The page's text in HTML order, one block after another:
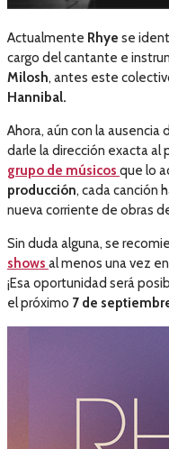
Actualmente Rhye se
cargo del cantante e
Milosh, antes este
Hannibal.
Ahora, aún con la ausencia
darle la dirección exacta
grupo de músicos que lo
producción, cada canción
nueva corriente de obras
Sin duda alguna, se
shows al menos una vez
¡Esa oportunidad será
el próximo 7 de